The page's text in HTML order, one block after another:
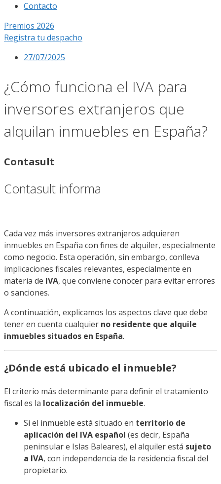
Contacto
Premios 2026
Registra tu despacho
27/07/2025
¿Cómo funciona el IVA para
inversores extranjeros que
alquilan inmuebles en España?
Contasult
Contasult informa
Cada vez más inversores extranjeros adquieren
inmuebles en España con fines de alquiler, especialmente
como negocio. Esta operación, sin embargo, conlleva
implicaciones fiscales relevantes, especialmente en
materia de IVA, que conviene conocer para evitar errores
o sanciones.
A continuación, explicamos los aspectos clave que debe
tener en cuenta cualquier no residente que alquile
inmuebles situados en España.
¿Dónde está ubicado el inmueble?
El criterio más determinante para definir el tratamiento
fiscal es la localización del inmueble.
Si el inmueble está situado en territorio de
aplicación del IVA español (es decir, España
peninsular e Islas Baleares), el alquiler está sujeto
a IVA, con independencia de la residencia fiscal del
propietario.